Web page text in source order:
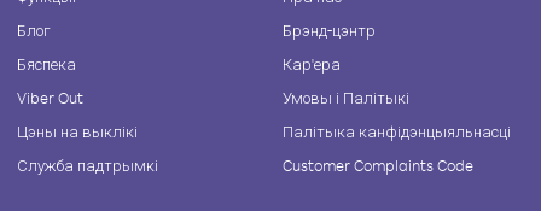
Блог
Бяспека
Viber Out
Цэны на выклікі
Служба падтрымкі
Брэнд-цэнтр
Кар'ера
Умовы і Палітыкі
Палітыка канфідэнцыяльнасці
Customer Complaints Code